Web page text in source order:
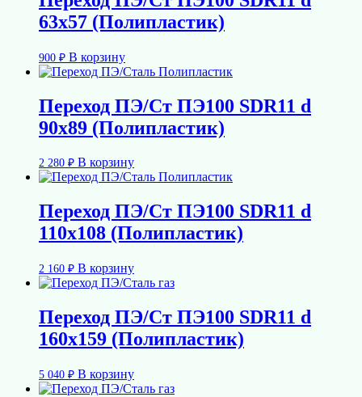
63х57 (Полипластик)
900 ₽ В корзину
Переход ПЭ/Ст ПЭ100 SDR11 d
90х89 (Полипластик)
2 280 ₽ В корзину
Переход ПЭ/Ст ПЭ100 SDR11 d
110х108 (Полипластик)
2 160 ₽ В корзину
Переход ПЭ/Ст ПЭ100 SDR11 d
160х159 (Полипластик)
5 040 ₽ В корзину